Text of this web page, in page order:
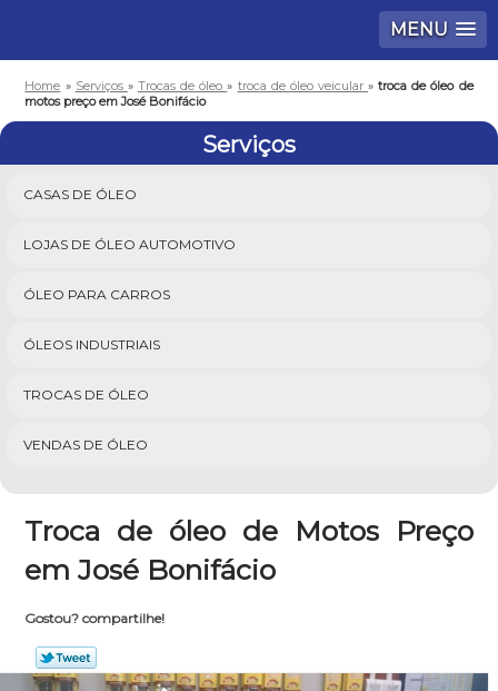
MENU
Home » Serviços » Trocas de óleo» troca de óleo veicular»troca de óleo de
motos preço em José Bonifácio
Serviços
CASAS DE ÓLEO
LOJAS DE ÓLEO AUTOMOTIVO
ÓLEO PARA CARROS
ÓLEOS INDUSTRIAIS
TROCAS DE ÓLEO
VENDAS DE ÓLEO
Troca de óleo de Motos Preço
em José Bonifácio
Gostou? compartilhe!